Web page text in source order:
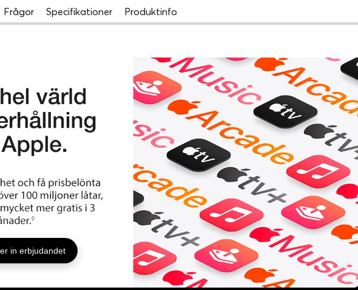
Frågor Specifikationer Produktinfo
in erbjudandet